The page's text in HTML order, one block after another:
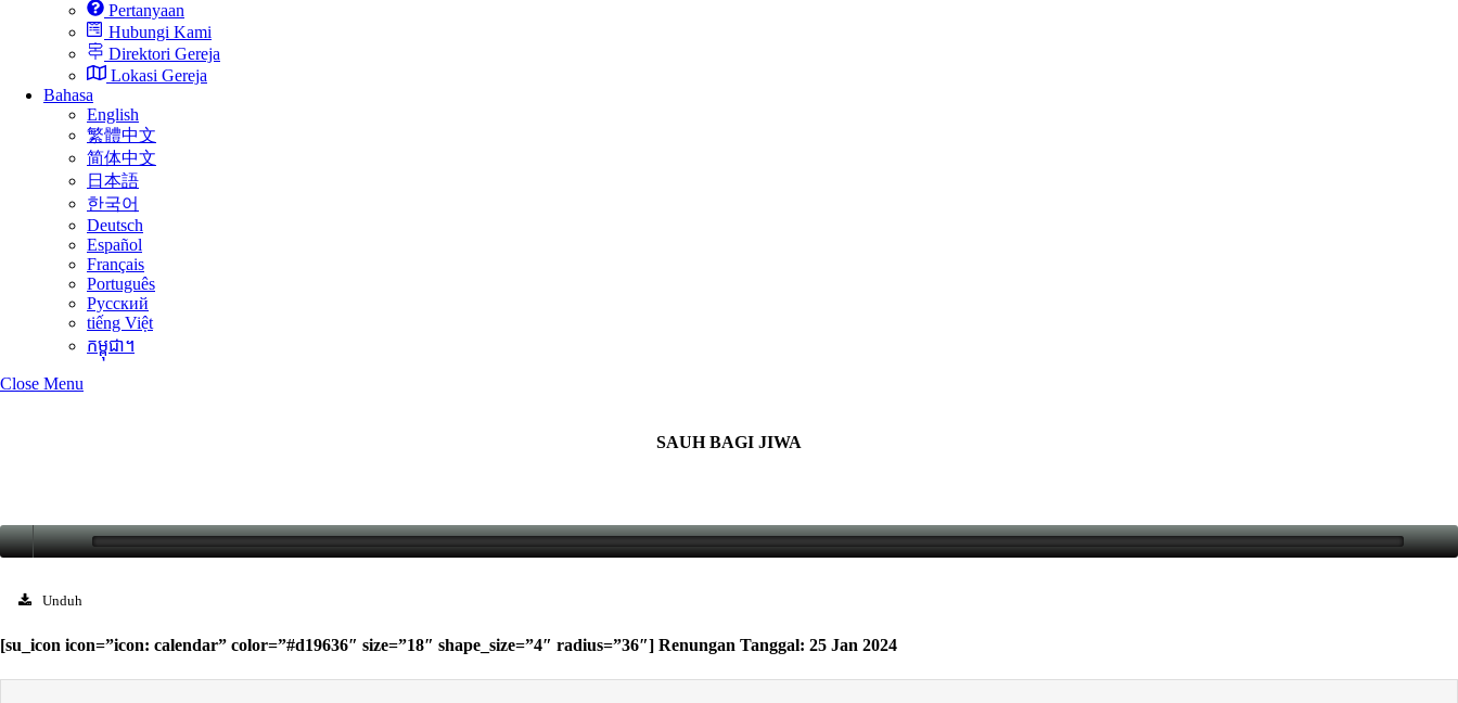
Pertanyaan
Hubungi Kami
Direktori Gereja
Lokasi Gereja
Bahasa
English
繁體中文
简体中文
日本語
한국어
Deutsch
Español
Français
Português
Русский
tiếng Việt
កម្ពុជា។
Close Menu
SAUH BAGI JIWA
Unduh
[su_icon icon=”icon: calendar” color=”#d19636″ size=”18″ shape_size=”4″ radius=”36″] Renungan Tanggal: 25 Jan 2024